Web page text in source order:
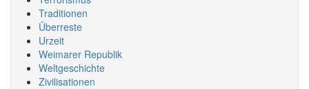
Traditionen
Überreste
Urzeit
Weimarer Republik
Weltgeschichte
Zivilisationen